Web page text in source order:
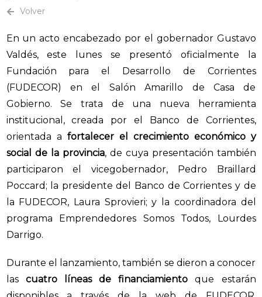
Volver
En un acto encabezado por el gobernador Gustavo
Valdés, este lunes se presentó oficialmente la
Fundación para el Desarrollo de Corrientes
(FUDECOR) en el Salón Amarillo de Casa de
Gobierno. Se trata de una nueva herramienta
institucional, creada por el Banco de Corrientes,
orientada a fortalecer el crecimiento económico y
social de la provincia, de cuya presentación también
participaron el vicegobernador, Pedro Braillard
Poccard; la presidente del Banco de Corrientes y de
la FUDECOR, Laura Sprovieri; y la coordinadora del
programa Emprendedores Somos Todos, Lourdes
Darrigo.
Durante el lanzamiento, también se dieron a conocer
las cuatro líneas de financiamiento que estarán